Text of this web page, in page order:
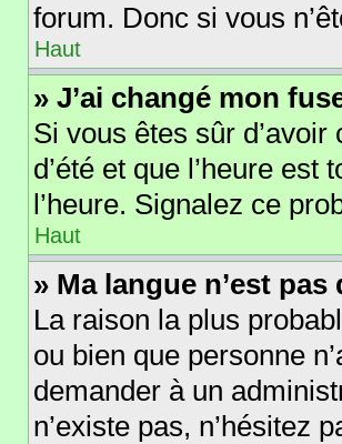
forum. Donc si vous
Haut
» J’ai changé mon
Si vous êtes sûr
d’été et que l’heure
l’heure. Signalez ce
Haut
» Ma langue n’est
La raison la plus
ou bien que personne
demander à un
n’existe pas, n’hésitez